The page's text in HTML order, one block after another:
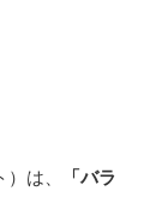
は、
「バラ